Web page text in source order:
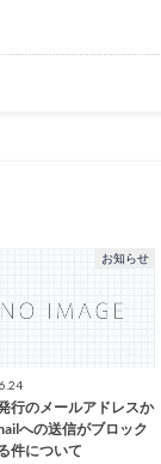
お知らせ
行のメールアドレスか
への送信がブロック
件について